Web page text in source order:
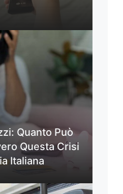
Quanto Può
Questa Crisi
Italiana